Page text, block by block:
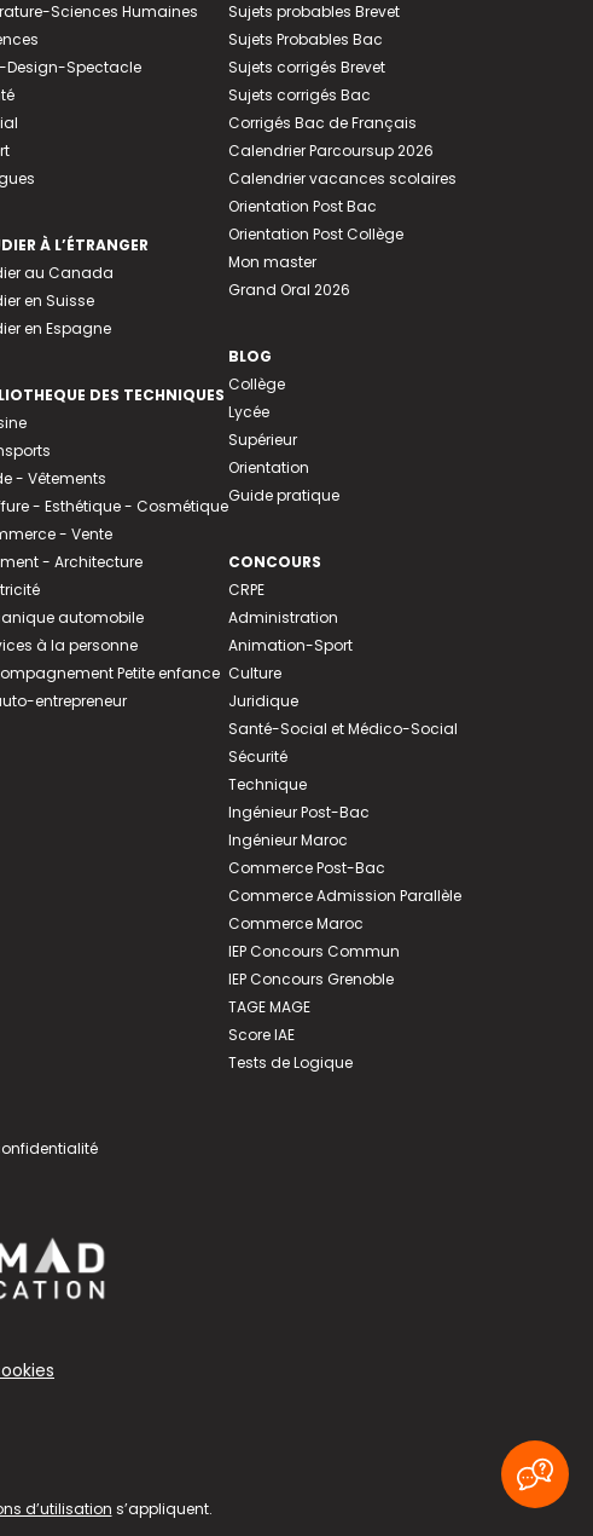
Sciences Humaines
Design-Spectacle
À L’ÉTRANGER
au Canada
en Suisse
en Espagne
DES TECHNIQUES
- Vêtements
- Esthétique - Cosmétique
- Vente
- Architecture
automobile
à la personne
Petite enfance
entrepreneur
Sujets probables Brevet
Sujets Probables Bac
Sujets corrigés Brevet
Sujets corrigés Bac
Corrigés Bac de Français
Calendrier Parcoursup 2026
Calendrier vacances scolaires
Orientation Post Bac
Orientation Post Collège
Mon master
Grand Oral 2026
BLOG
Collège
Lycée
Supérieur
Orientation
Guide pratique
CONCOURS
CRPE
Administration
Animation-Sport
Culture
Juridique
Santé-Social et Médico-Social
Sécurité
Technique
Ingénieur Post-Bac
Ingénieur Maroc
Commerce Post-Bac
Commerce Admission Parallèle
Commerce Maroc
IEP Concours Commun
IEP Concours Grenoble
TAGE MAGE
Score IAE
Tests de Logique
d’utilisation s’appliquent.